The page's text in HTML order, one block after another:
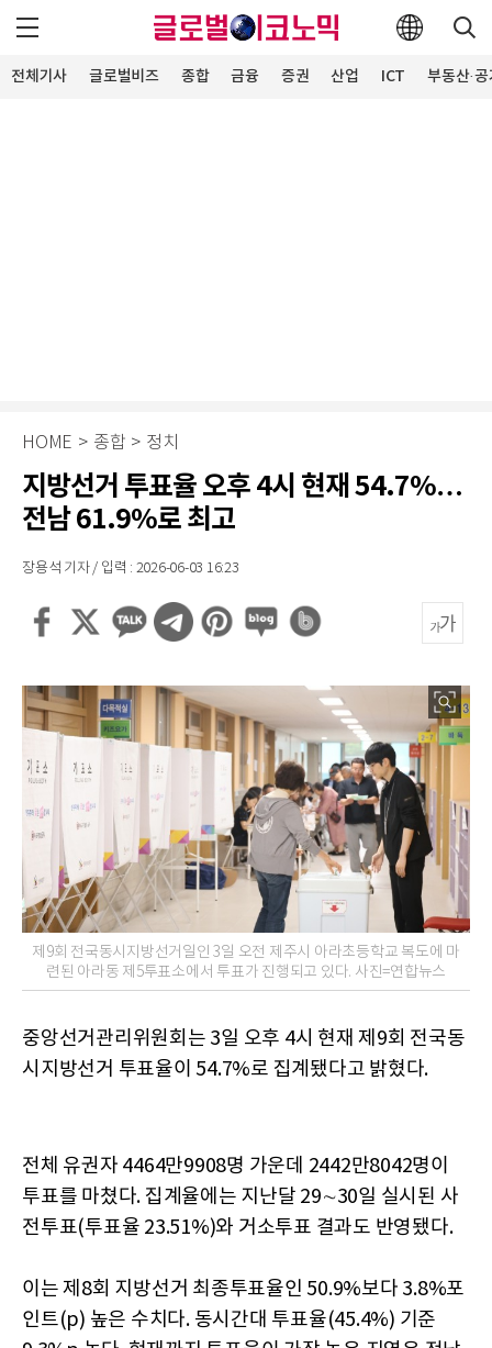
전체기사 글로벌비즈 종합 금융 증권 산업 ICT 부동산·
HOME > 종합 > 정치
지방선거 투표율 오후 4시 현재 54.7%…
전남 61.9%로 최고
장용석 기자 / 입력 : 2026-06-03 16:23
제9회 전국동시지방선거일인 3일 오전 제주시 아라초등학교 복도에 마
련된 아라동 제5투표소에서 투표가 진행되고 있다. 사진=연합뉴스
중앙선거관리위원회는 3일 오후 4시 현재 제9회 전국동
시지방선거 투표율이 54.7%로 집계됐다고 밝혔다.
전체 유권자 4464만9908명 가운데 2442만8042명이
투표를 마쳤다. 집계율에는 지난달 29∼30일 실시된 사
전투표(투표율 23.51%)와 거소투표 결과도 반영됐다.
이는 제8회 지방선거 최종투표율인 50.9%보다 3.8%포
인트(p) 높은 수치다. 동시간대 투표율(45.4%) 기준